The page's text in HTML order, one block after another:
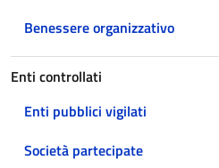
Benessere organizzativo
Enti controllati
Enti pubblici vigilati
Società partecipate